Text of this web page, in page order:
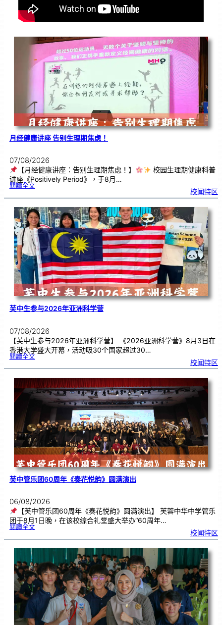
月经健康讲座 告别生理期焦虑！
07/08/2026
【月经健康讲座：告别生理期焦虑！】
校园生理期健康科普
讲座《Positively Period》，于8月…
閱讀全文:月
康
座
告
别
生
理
期
焦
虑
！
校闻特区
芙中生参与2026年亚洲科学营
07/08/2026
【芙中生参与2026年亚洲科学营】 《2026亚洲科学营》8月3日在
香港大学盛大开幕，活动吸30个国家超过30…
閱讀全文:芙
参
2
0
2
6
年
亚
洲科
校闻特区
芙中管乐团60周年《奏花悦韵》圆满演出
06/08/2026
【芙中管乐团60周年《奏花悦韵》圆满演出】 芙蓉中华中学管乐
团于8月1日晚，在该校综合礼堂盛大举办“60周年…
閱讀全文:芙
乐
6
0
《
奏
花
悦
韵
》
圆
满
演
出
校闻特区